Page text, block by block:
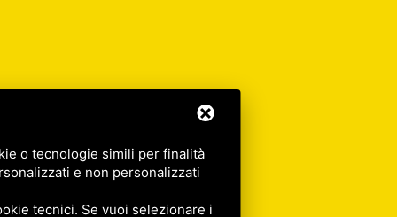
o tecnologie simili per finalità
e non personalizzati
tecnici. Se vuoi selezionare i